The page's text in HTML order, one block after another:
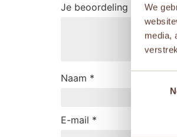
We
media,
Je beoordeling
Naam *
E-mail *